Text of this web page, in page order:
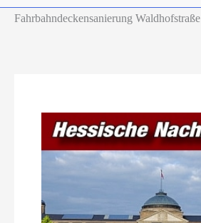
Fahrbahndeckensanierung Waldhofstraße